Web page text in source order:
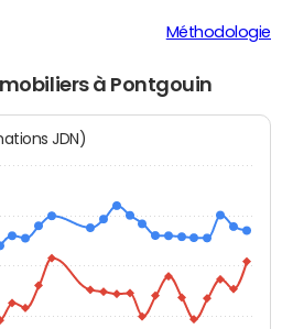
Méthodologie
à Pontgouin
JDN)